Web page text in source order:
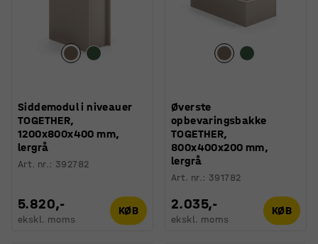
Siddemodul i niveauer
TOGETHER,
1200x800x400 mm,
lergrå
Art. nr.: 392782
5.820,-
ekskl. moms
KØB
Øverste
opbevaringsbakke
TOGETHER,
800x400x200 mm,
lergrå
Art. nr.: 391782
2.035,-
ekskl. moms
KØB